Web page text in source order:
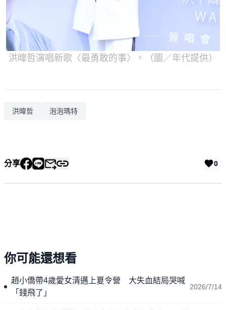
洪暐哲演唱新歌〈最勇敢的事〉。（圖／年代提供）
洪暐哲 泡泡瑪特
分享 0
你可能還想看
趙小僑帶4歲愛女清邁上夏令營 大失血結局哭喊
「錢飛了」
2026/7/14